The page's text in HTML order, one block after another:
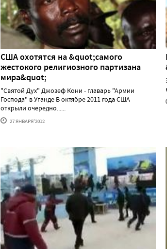
США охотятся на &quot;самого
жестокого религиозного партизана
мира&quot;
"Святой Дух" Джозеф Кони - главарь "Армии
Господа" в Уганде В октябре 2011 года США
открыли очередно......
27 ЯНВАРЯ'2012